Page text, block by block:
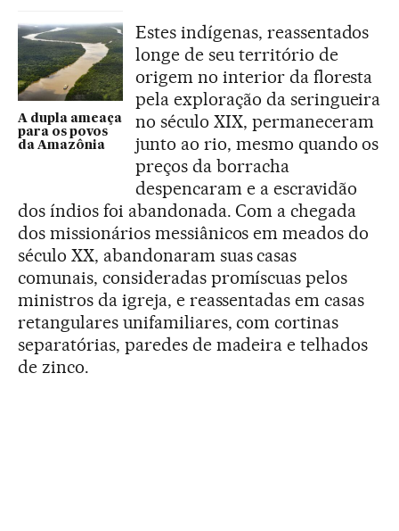
A dupla ameaça
para os povos
da Amazônia
Estes indígenas, reassentados
longe de seu território de
origem no interior da floresta
pela exploração da seringueira
no século XIX, permaneceram
junto ao rio, mesmo quando os
preços da borracha
despencaram e a escravidão
dos índios foi abandonada. Com a chegada
dos missionários messiânicos em meados do
século XX, abandonaram suas casas
comunais, consideradas promíscuas pelos
ministros da igreja, e reassentadas em casas
retangulares unifamiliares, com cortinas
separatórias, paredes de madeira e telhados
de zinco.